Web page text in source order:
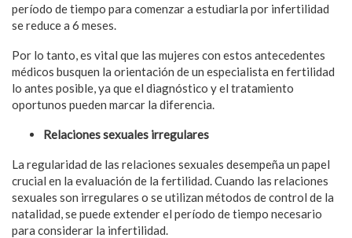
período de tiempo para comenzar a estudiarla por infertilidad
se reduce a 6 meses.
Por lo tanto, es vital que las mujeres con estos antecedentes
médicos busquen la orientación de un especialista en fertilidad
lo antes posible, ya que el diagnóstico y el tratamiento
oportunos pueden marcar la diferencia.
Relaciones sexuales irregulares
La regularidad de las relaciones sexuales desempeña un papel
crucial en la evaluación de la fertilidad. Cuando las relaciones
sexuales son irregulares o se utilizan métodos de control de la
natalidad, se puede extender el período de tiempo necesario
para considerar la infertilidad.